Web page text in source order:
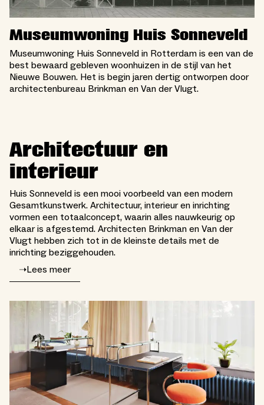
Museumwoning Huis Sonneveld
Museumwoning Huis Sonneveld in Rotterdam is een van de
best bewaard gebleven woonhuizen in de stijl van het
Nieuwe Bouwen. Het is begin jaren dertig ontworpen door
architectenbureau Brinkman en Van der Vlugt.
Architectuur en
interieur
Huis Sonneveld is een mooi voorbeeld van een modern
Gesamtkunstwerk. Architectuur, interieur en inrichting
vormen een totaalconcept, waarin alles nauwkeurig op
elkaar is afgestemd. Architecten Brinkman en Van der
Vlugt hebben zich tot in de kleinste details met de
inrichting beziggehouden.
➝Lees meer